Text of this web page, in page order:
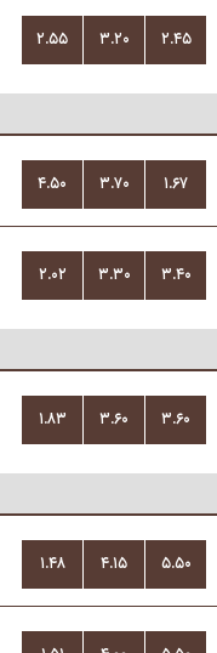
۲.۵۵ ۳.۲۰ ۲.۴۵
۴.۵۰ ۳.۷۰ ۱.۶۷
۲.۰۲ ۳.۳۰ ۳.۴۰
۱.۸۳ ۳.۶۰ ۳.۶۰
۱.۴۸ ۴.۱۵ ۵.۵۰